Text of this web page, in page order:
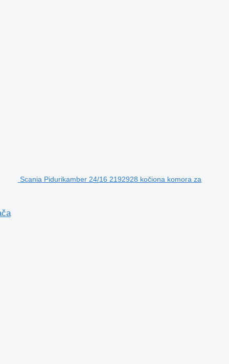
Scania Pidurikamber 24/16 2192928 kočiona komora za